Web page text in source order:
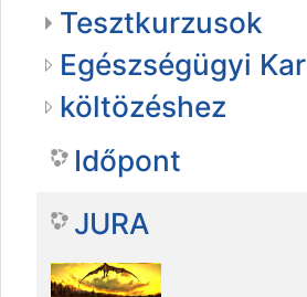
Tesztkurzusok
Egészségügyi Kar
költözéshez
Időpont
JURA